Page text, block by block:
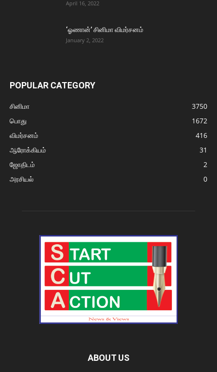
April 16, 2022
‘ஓணான்’ சினிமா விமர்சனம்
January 2, 2022
POPULAR CATEGORY
சினிமா
3750
பொது
1672
விமர்சனம்
416
ஆரோக்கியம்
31
ஜோதிடம்
2
அரசியல்
0
ABOUT US